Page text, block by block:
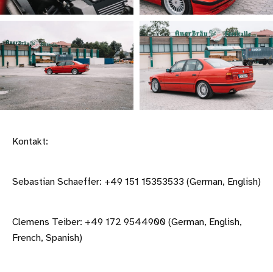
Kontakt:
Sebastian Schaeffer: +49 151 15353533 (German, English)
Clemens Teiber: +49 172 9544900 (German, English,
French, Spanish)